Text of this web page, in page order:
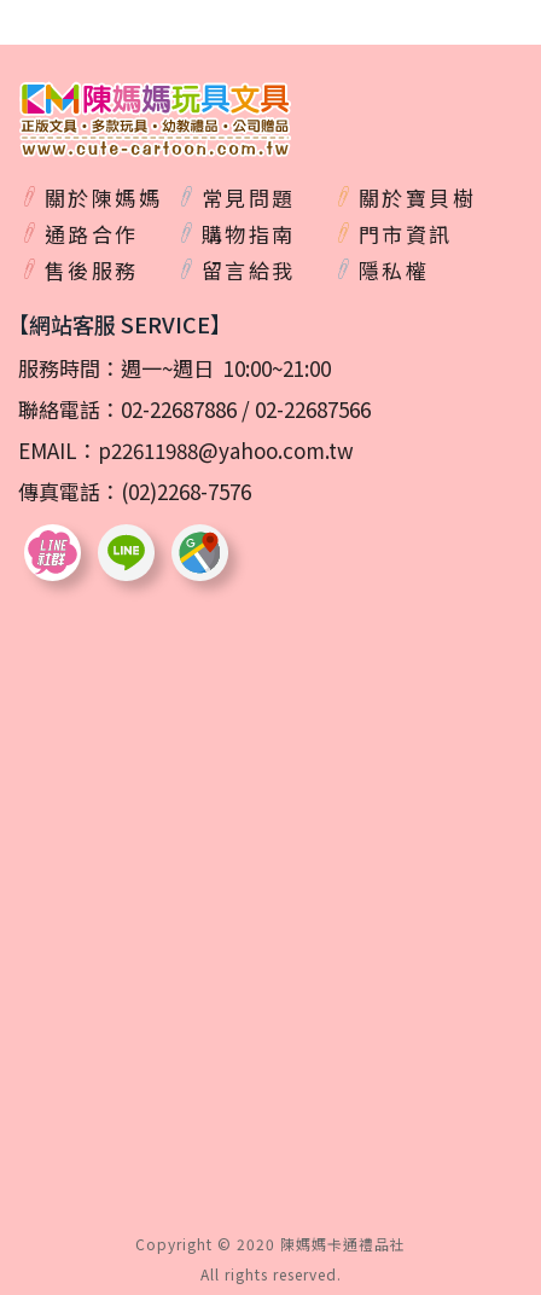
關於陳媽媽 常見問題
關於寶貝樹
通路合作
購物指南
門市資訊
售後服務
留言給我 隱私權
【網站客服 SERVICE】
服務時間：週一~週日 10:00~21:00
聯絡電話： 02-22687886 / 02-22687566
EMAIL： p22611988@yahoo.com.tw
傳真電話：(02)2268-7576
Copyright © 2020 陳媽媽卡通禮品社
All rights reserved.